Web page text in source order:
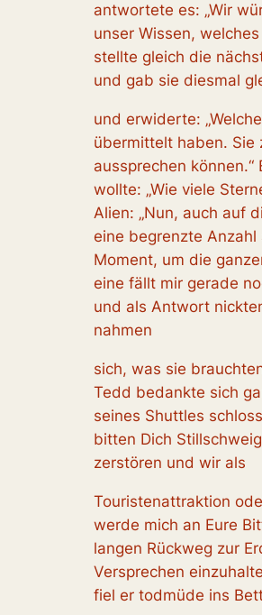
antwortete es: „Wir
unser Wissen,
stellte gleich die
und gab sie diesmal
und erwiderte:
übermittelt haben. Sie
aussprechen
wollte: „Wie viele
Alien: „Nun, auch auf
eine begrenzte
Moment, um die
eine fällt mir gerade
und als Antwort
nahmen
sich, was sie
Tedd bedankte sich
seines Shuttles
bitten Dich
zerstören und wir als
Touristenattraktion
werde mich an Eure
langen Rückweg zur
Versprechen
fiel er todmüde ins